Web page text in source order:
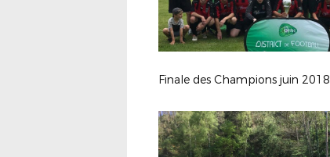
Finale des Champions juin 2018